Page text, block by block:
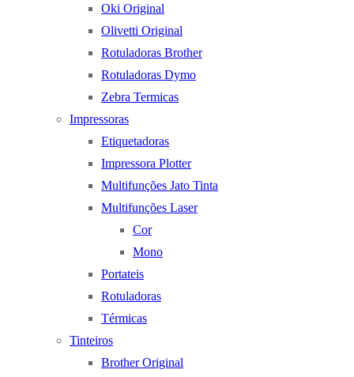
Oki Original
Olivetti Original
Rotuladoras Brother
Rotuladoras Dymo
Zebra Termicas
Impressoras
Etiquetadoras
Impressora Plotter
Multifunções Jato Tinta
Multifunções Laser
Cor
Mono
Portateis
Rotuladoras
Térmicas
Tinteiros
Brother Original